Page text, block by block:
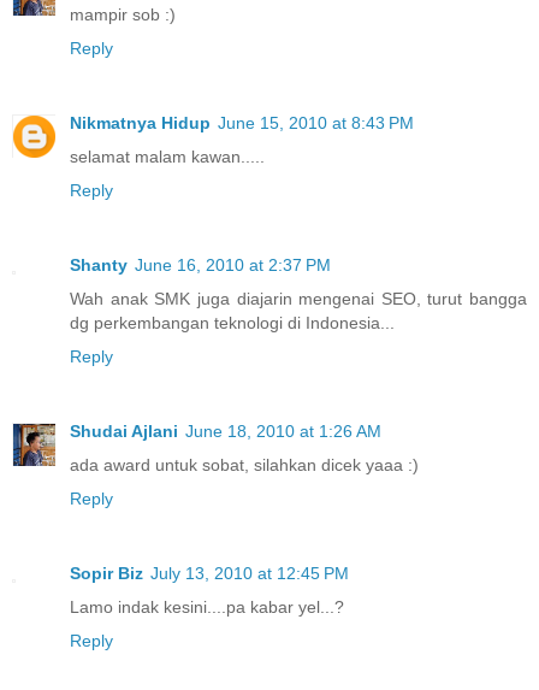
mampir sob :)
Reply
Nikmatnya Hidup June 15, 2010 at 8:43 PM
selamat malam kawan.....
Reply
Shanty June 16, 2010 at 2:37 PM
Wah anak SMK juga diajarin mengenai SEO, turut bangga
dg perkembangan teknologi di Indonesia...
Reply
Shudai Ajlani June 18, 2010 at 1:26 AM
ada award untuk sobat, silahkan dicek yaaa :)
Reply
Sopir Biz July 13, 2010 at 12:45 PM
Lamo indak kesini....pa kabar yel...?
Reply